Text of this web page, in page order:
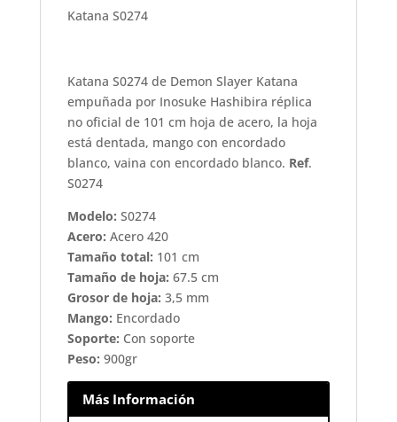
Katana S0274
Katana S0274 de Demon Slayer Katana
empuñada por Inosuke Hashibira réplica
no oficial de 101 cm hoja de acero, la hoja
está dentada, mango con encordado
blanco, vaina con encordado blanco. Ref.
S0274
Modelo: S0274
Acero: Acero 420
Tamaño total: 101 cm
Tamaño de hoja: 67.5 cm
Grosor de hoja: 3,5 mm
Mango: Encordado
Soporte: Con soporte
Peso: 900gr
Más Información